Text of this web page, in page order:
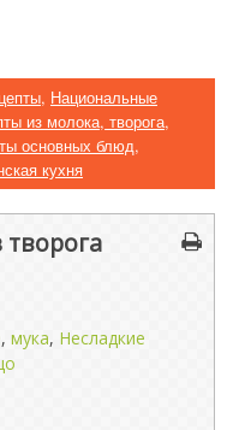
, Национальные
из молока, творога,
основных блюд,
кухня
, мука, Несладкие